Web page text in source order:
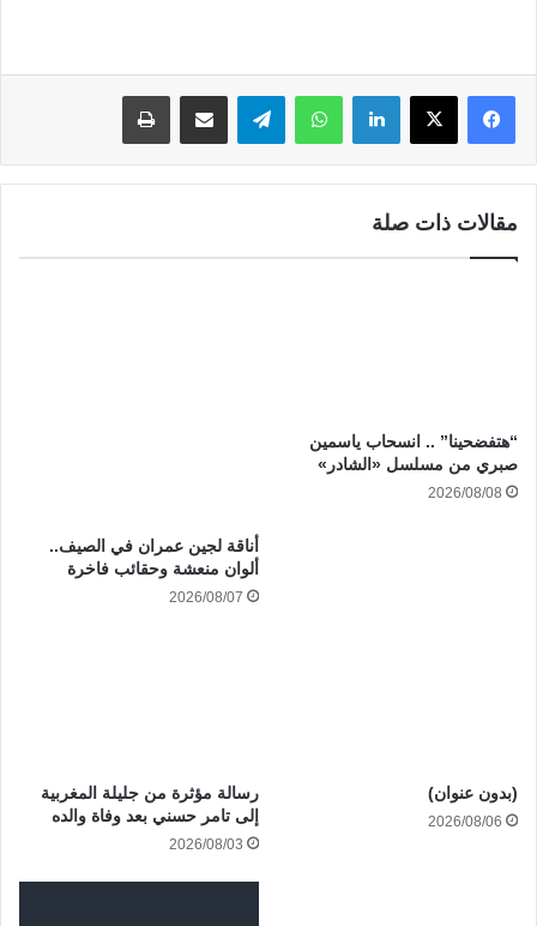
لينكدإن واتساب
مقالات ذات صلة
“هتفضحينا” .. انسحاب ياسمين
صبري من مسلسل «الشادر»
2026/08/08
أناقة لجين عمران في الصيف..
ألوان منعشة وحقائب فاخرة
2026/08/07
(بدون عنوان)
2026/08/06
رسالة مؤثرة من جليلة المغربية
إلى تامر حسني بعد وفاة والده
2026/08/03